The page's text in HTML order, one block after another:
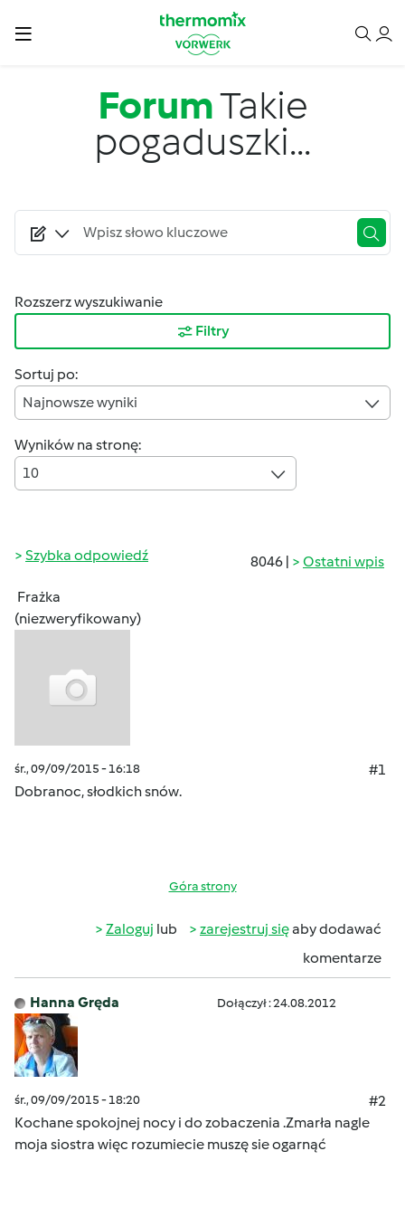
ForumTakie
pogaduszki...
Rozszerz wyszukiwanie
Filtry
Sortuj po:
Najnowsze wyniki
Wyników na stronę:
10
8046 | Ostatni wpis
Szybka odpowiedź
Frażka
(niezweryfikowany)
śr., 09/09/2015 - 16:18
#1
Dobranoc, słodkich snów.
Góra strony
Zaloguj lub zarejestruj sięaby dodawać
komentarze
Hanna Gręda Dołączył : 24.08.2012
śr., 09/09/2015 - 18:20
#2
Kochane spokojnej nocy i do zobaczenia .Zmarła nagle
moja siostra więc rozumiecie muszę sie ogarnąć